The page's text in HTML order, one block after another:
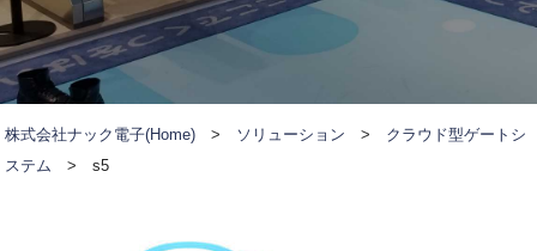
株式会社ナック電子(Home) > ソリューション > クラウド型ゲートシ
ステム >s5